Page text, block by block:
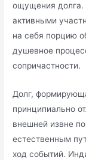
ощущения долга.
активными
на себя порцию
душевное
сопричастности.
Долг,
принципиально
внешней извне
естественным
ход событий.